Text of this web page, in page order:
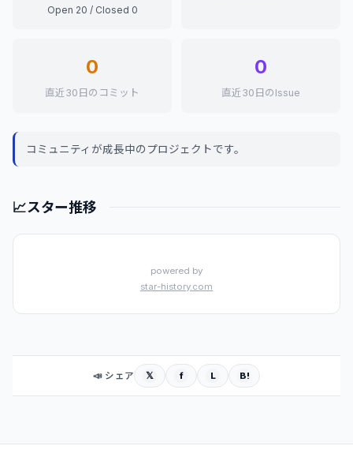
Open 20 / Closed 0
0
直近30日のコミット
0
直近30日のIssue
コミュニティが成長中のプロジェクトです。
📈スター推移
powered by
star-history.com
📣 シェア 𝕏 f L B!